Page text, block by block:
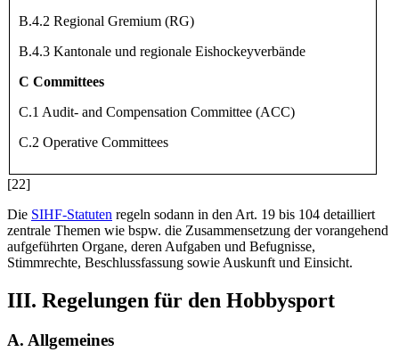
B.4.2 Regional Gremium (RG)
B.4.3 Kantonale und regionale Eishockeyverbände
C Committees
C.1 Audit- and Compensation Committee (ACC)
C.2 Operative Committees
[22]
Die SIHF-Statuten regeln sodann in den Art. 19 bis 104 detailliert
zentrale Themen wie bspw. die Zusammensetzung der vorangehend
aufgeführten Organe, deren Aufgaben und Befugnisse,
Stimmrechte, Beschlussfassung sowie Auskunft und Einsicht.
III. Regelungen für den Hobbysport
A. Allgemeines